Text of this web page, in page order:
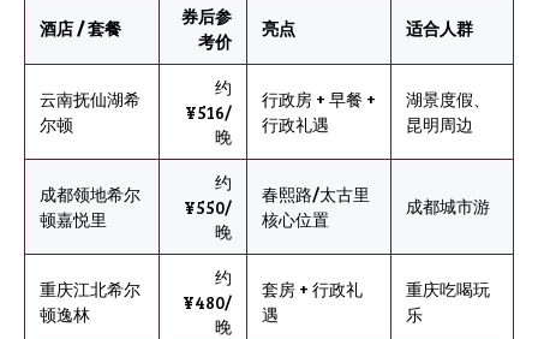
酒店 / 套餐
券后参
考价
亮点 适合人群
云南抚仙湖希
尔顿
约
¥516/
晚
行政房 + 早餐 +
行政礼遇
湖景度假、
昆明周边
成都领地希尔
顿嘉悦里
约
¥550/
晚
春熙路/太古里
核心位置
成都城市游
重庆江北希尔
顿逸林
约
¥480/
晚
套房 + 行政礼
遇
重庆吃喝玩
乐